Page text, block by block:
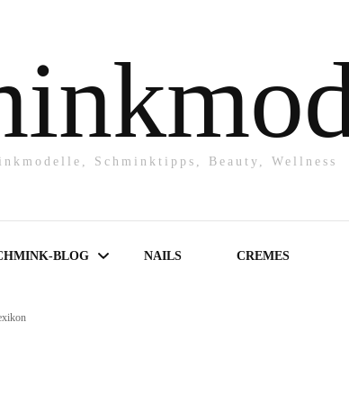
Schminktipps, Beauty, Wellness
BLOG NAILS CREMES